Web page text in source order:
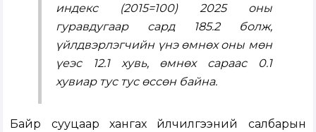
индекс (2015=100) 2025 оны
гуравдугаар сард 185.2 болж,
үйлдвэрлэгчийн үнэ өмнөх оны мөн
үеэс 12.1 хувь, өмнөх сараас 0.1
хувиар тус тус өссөн байна.
Байр сууцаар хангах үйлчилгээний салбарын